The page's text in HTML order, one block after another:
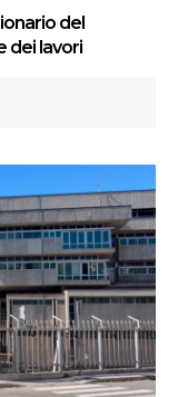
del
dei lavori